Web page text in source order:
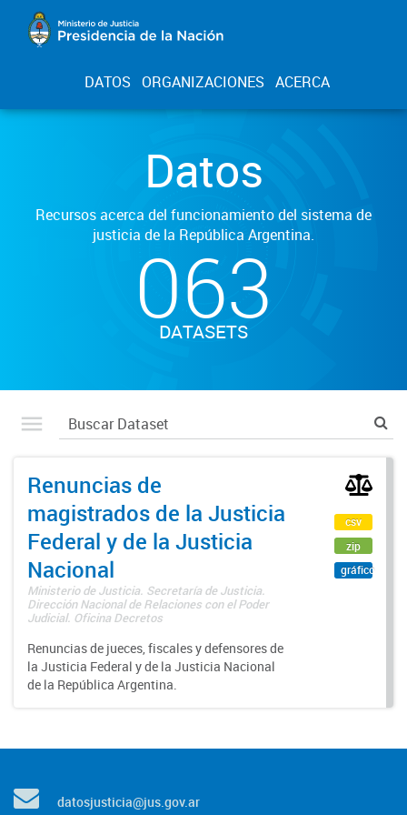
DATOS ORGANIZACIONES ACERCA
Datos
Recursos acerca del funcionamiento del sistema de
justicia de la República Argentina.
063
DATASETS
Renuncias de
magistrados de la Justicia
Federal y de la Justicia
Nacional
Ministerio de Justicia. Secretaría de Justicia.
Dirección Nacional de Relaciones con el Poder
Judicial. Oficina Decretos
Renuncias de jueces, fiscales y defensores de
la Justicia Federal y de la Justicia Nacional
de la República Argentina.
csv
zip
gráfico
datosjusticia@jus.gov.ar